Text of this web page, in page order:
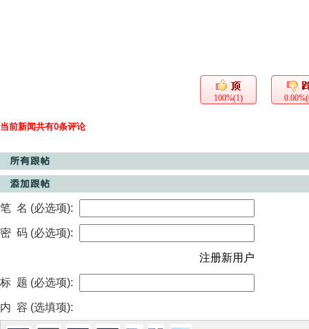
100%(1)
当前新闻共有0条评论
笔 名 (必选项):
密 码 (必选项):
注册新用户
标 题 (必选项):
内 容 (选填项):